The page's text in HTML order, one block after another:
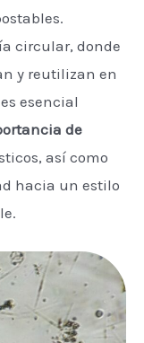
circular, donde
y reutilizan en
esencial
de
así como
hacia un estilo